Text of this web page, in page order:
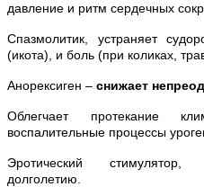
давление и ритм сердечных
Спазмолитик, устраняет
(икота), и боль (при коликах,
Анорексиген – снижает
Облегчает протекание
воспалительные процессы
Эротический стимулятор,
долголетию.